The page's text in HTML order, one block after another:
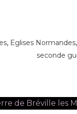
, Eglises Normandes,
seconde